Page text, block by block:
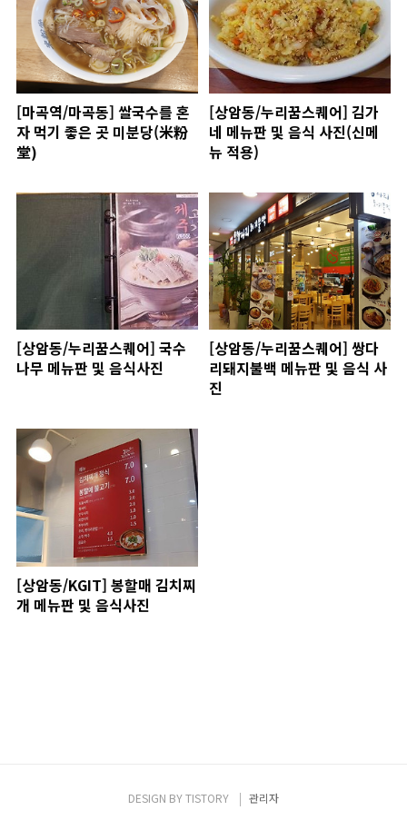
[마곡역/마곡동] 쌀국수를 혼
자 먹기 좋은 곳 미분당(米粉
堂)
[상암동/누리꿈스퀘어] 김가
네 메뉴판 및 음식 사진(신메
뉴 적용)
[상암동/누리꿈스퀘어] 국수
나무 메뉴판 및 음식사진
[상암동/누리꿈스퀘어] 쌍다
리돼지불백 메뉴판 및 음식 사
진
[상암동/KGIT] 봉할매 김치찌
개 메뉴판 및 음식사진
DESIGN BYTISTORY 관리자